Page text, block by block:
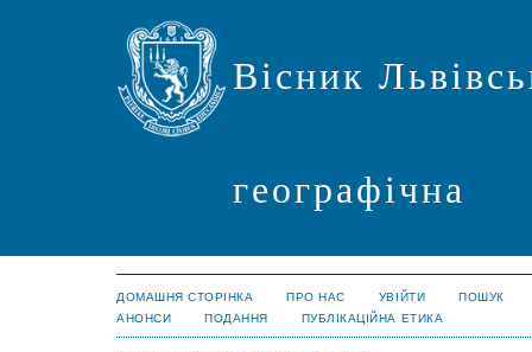
Вісник
географічна
ДОМАШНЯ СТОРІНКА ПРО НАС УВІЙТИ
ПОШУК
АНОНСИ
ПОДАННЯ ПУБЛІКАЦІЙНА ЕТИКА